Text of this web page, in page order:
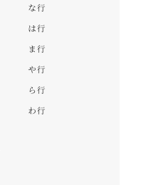
な行
は行
ま行
や行
ら行
わ行